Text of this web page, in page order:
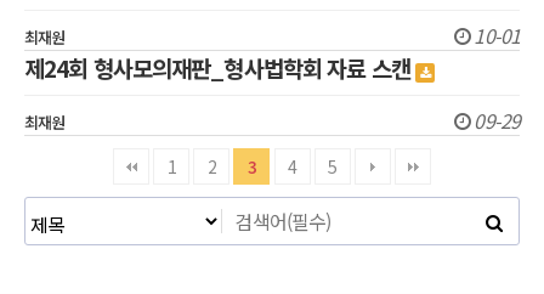
최재원 10-01
제24회 형사모의재판_형사법학회 자료 스캔
최재원 09-29
1 2 3 4 5